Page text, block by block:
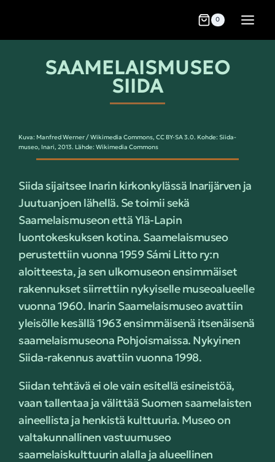
0
SAAMELAISMUSEO
SIIDA
Kuva: Manfred Werner / Wikimedia Commons, CC BY-SA 3.0. Kohde: Siida-
museo, Inari, 2013. Lähde: Wikimedia Commons
Siida sijaitsee Inarin kirkonkylässä Inarijärven ja
Juutuanjoen lähellä. Se toimii sekä
Saamelaismuseon että Ylä-Lapin
luontokeskuksen kotina. Saamelaismuseo
perustettiin vuonna 1959 Sámi Litto ry:n
aloitteesta, ja sen ulkomuseon ensimmäiset
rakennukset siirrettiin nykyiselle museoalueelle
vuonna 1960. Inarin Saamelaismuseo avattiin
yleisölle kesällä 1963 ensimmäisenä itsenäisenä
saamelaismuseona Pohjoismaissa. Nykyinen
Siida-rakennus avattiin vuonna 1998.
Siidan tehtävä ei ole vain esitellä esineistöä,
vaan tallentaa ja välittää Suomen saamelaisten
aineellista ja henkistä kulttuuria. Museo on
valtakunnallinen vastuumuseo
saamelaiskulttuurin alalla ja alueellinen